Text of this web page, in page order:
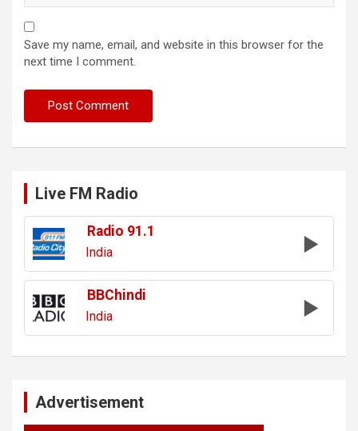
Save my name, email, and website in this browser for the
next time I comment.
Live FM Radio
Radio 91.1
India
BBChindi
India
Advertisement